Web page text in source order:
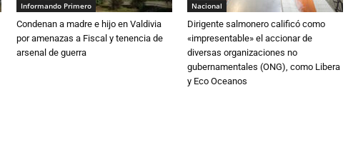
Informando Primero
Condenan a madre e hijo en Valdivia
por amenazas a Fiscal y tenencia de
arsenal de guerra
Nacional
Dirigente salmonero calificó como
«impresentable» el accionar de
diversas organizaciones no
gubernamentales (ONG), como Libera
y Eco Oceanos